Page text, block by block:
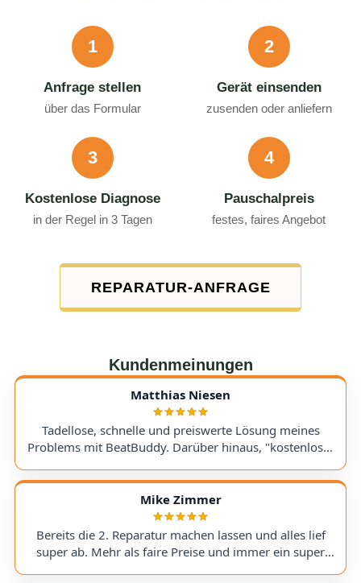
1
Anfrage stellen
über das Formular
2
Gerät einsenden
zusenden oder anliefern
3
Kostenlose Diagnose
in der Regel in 3 Tagen
4
Pauschalpreis
festes, faires Angebot
REPARATUR-ANFRAGE
Kundenmeinungen
Matthias Niesen
Tadellose, schnelle und preiswerte Lösung meines
Problems mit BeatBuddy. Darüber hinaus, "kostenloser
bringe. Kommunikation lief hervorragend und die
Rücksendung meines Gerätes ging schnell und
einwandfrei. Ich kann AudioTechniker.de
uneingeschränkt empfehlen. Schön, dass es so etwas
noch gibt! A flawless, fast, and affordable solution to
Mike Zimmer
Bereits die 2. Reparatur machen lassen und alles lief
super ab. Mehr als faire Preise und immer ein super